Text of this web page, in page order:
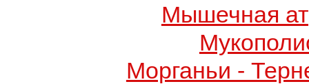
Мышечная
Морганьи -